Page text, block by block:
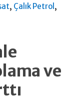
, Çalık Petrol ,
ve